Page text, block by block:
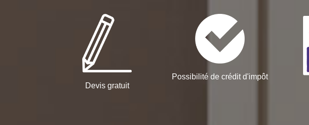
Devis gratuit
Possibilité de crédit d'impôt